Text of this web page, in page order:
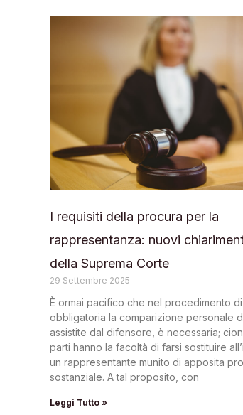
I requisiti della procura per la
rappresentanza: nuovi
della Suprema Corte
29 Settembre 2025
È ormai pacifico che nel procedimento
obbligatoria la comparizione personale
assistite dal difensore, è necessaria;
parti hanno la facoltà di farsi sostituire
un rappresentante munito di apposita
sostanziale. A tal proposito, con
Leggi Tutto »